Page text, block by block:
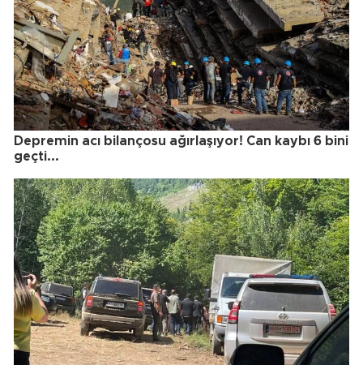
Depremin acı bilançosu ağırlaşıyor! Can kaybı 6 bini
geçti...